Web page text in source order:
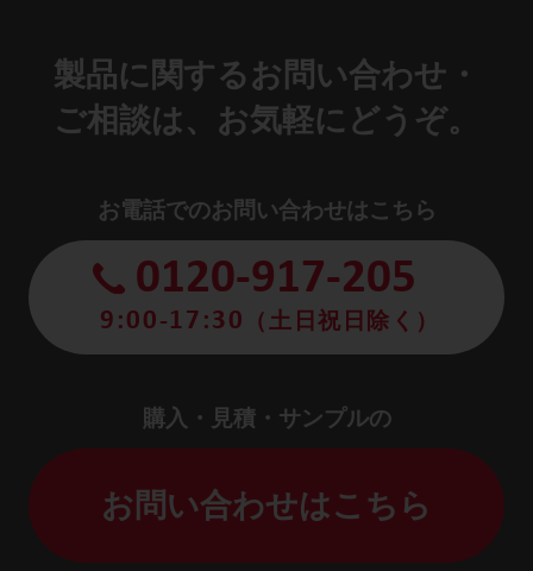
製品に関するお問い合わせ・
ご相談は、お気軽にどうぞ。
お電話でのお問い合わせはこちら
0120-917-205
9:00-17:30 （土日祝日除く）
購入・見積・サンプルの
お問い合わせはこちら